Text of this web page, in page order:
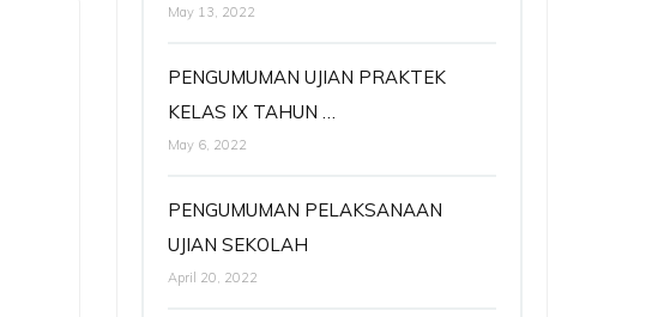
May 13, 2022
PENGUMUMAN UJIAN PRAKTEK
KELAS IX TAHUN …
May 6, 2022
PENGUMUMAN PELAKSANAAN
UJIAN SEKOLAH
April 20, 2022